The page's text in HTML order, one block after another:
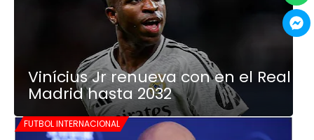
Vinícius Jr renueva con en el Real
Madrid hasta 2032
FUTBOL INTERNACIONAL